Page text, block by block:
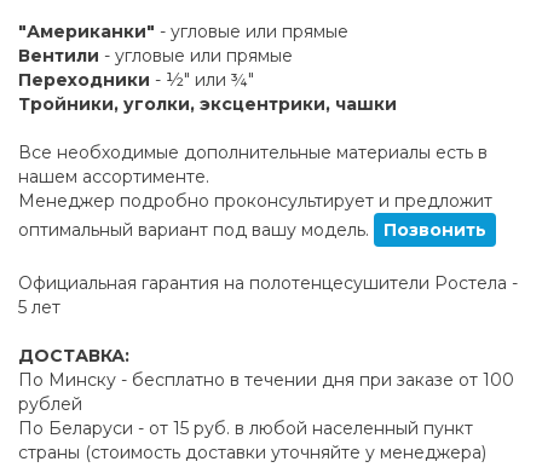
"Американки" - угловые или прямые
Вентили - угловые или прямые
Переходники - ½" или ¾"
Тройники, уголки, эксцентрики, чашки
Все необходимые дополнительные материалы есть в
нашем ассортименте.
Менеджер подробно проконсультирует и предложит
оптимальный вариант под вашу модель.
Позвонить
Официальная гарантия на полотенцесушители Ростела -
5 лет
ДОСТАВКА:
По Минску - бесплатно в течении дня при заказе от 100
рублей
По Беларуси - от 15 руб. в любой населенный пункт
страны (стоимость доставки уточняйте у менеджера)